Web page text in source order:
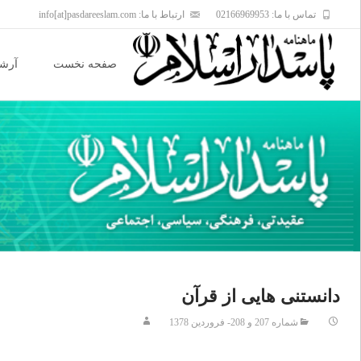
تماس با ما: 02166969953 ارتباط با ما: info[at]pasdareeslam.com
content
صفحه نخست
دانستنى هايى از قرآن
شماره 207 و 208- فروردین 1378